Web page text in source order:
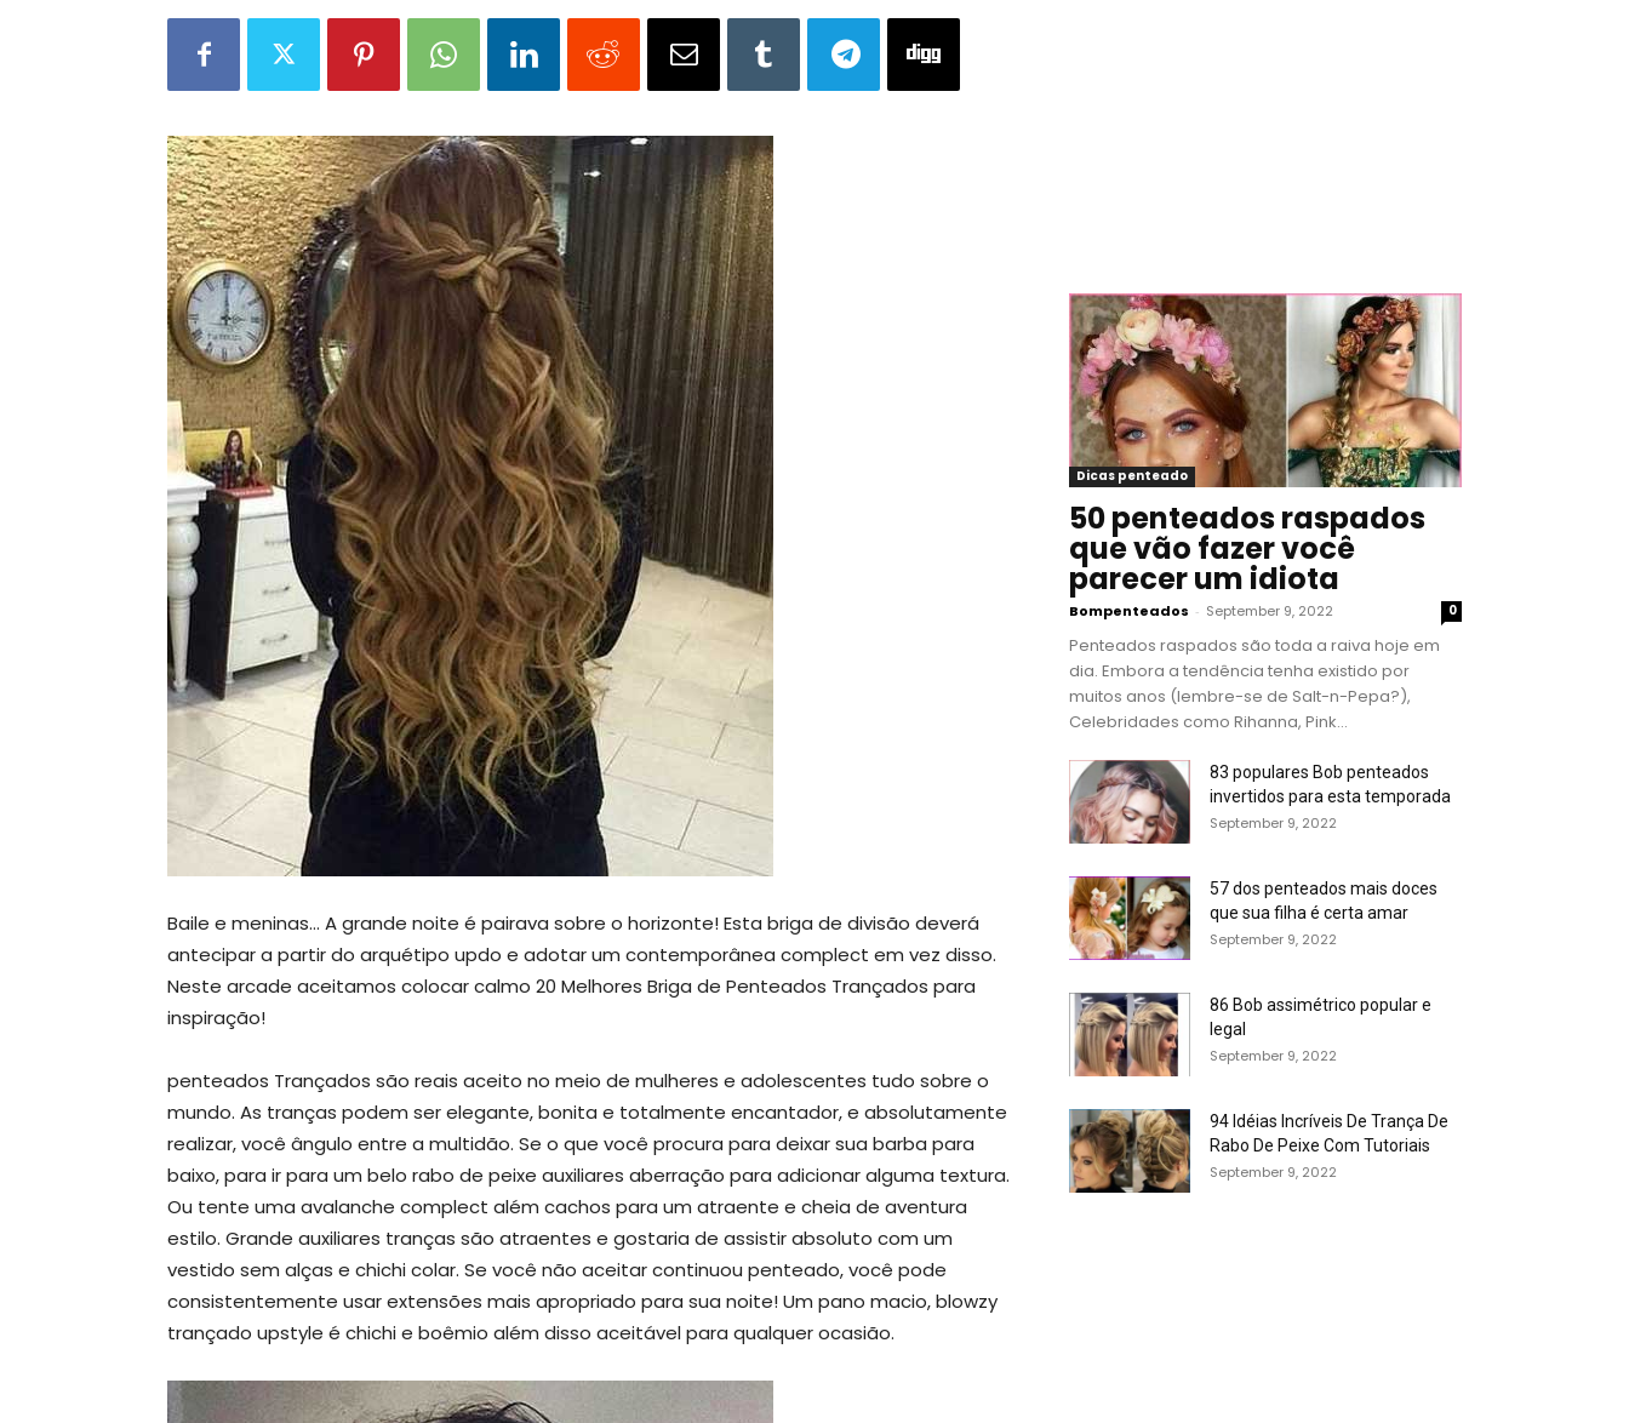
Baile e meninas… A grande noite é pairava sobre o horizonte! Esta briga de divisão deverá
antecipar a partir do arquétipo updo e adotar um contemporânea complect em vez disso.
Neste arcade aceitamos colocar calmo 20 Melhores Briga de Penteados Trançados para
inspiração!
penteados Trançados são reais aceito no meio de mulheres e adolescentes tudo sobre o
mundo. As tranças podem ser elegante, bonita e totalmente encantador, e absolutamente
realizar, você ângulo entre a multidão. Se o que você procura para deixar sua barba para
baixo, para ir para um belo rabo de peixe auxiliares aberração para adicionar alguma textura.
Ou tente uma avalanche complect além cachos para um atraente e cheia de aventura
estilo. Grande auxiliares tranças são atraentes e gostaria de assistir absoluto com um
vestido sem alças e chichi colar. Se você não aceitar continuou penteado, você pode
consistentemente usar extensões mais apropriado para sua noite! Um pano macio, blowzy
trançado upstyle é chichi e boêmio além disso aceitável para qualquer ocasião.
Dicas penteado
50 penteados raspados
que vão fazer você
parecer um idiota
Bompenteados - September 9, 2022 0
Penteados raspados são toda a raiva hoje em
dia. Embora a tendência tenha existido por
muitos anos (lembre-se de Salt-n-Pepa?),
Celebridades como Rihanna, Pink...
83 populares Bob penteados
invertidos para esta temporada
September 9, 2022
57 dos penteados mais doces
que sua filha é certa amar
September 9, 2022
86 Bob assimétrico popular e
legal
September 9, 2022
94 Idéias Incríveis De Trança De
Rabo De Peixe Com Tutoriais
September 9, 2022